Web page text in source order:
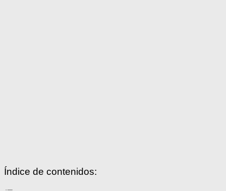
Índice de contenidos: